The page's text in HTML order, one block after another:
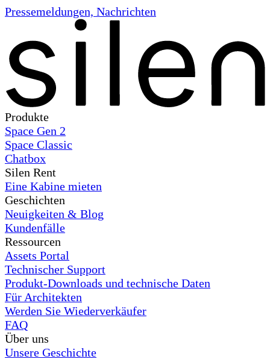
Pressemeldungen, Nachrichten
Produkte
Space Gen 2
Space Classic
Chatbox
Silen Rent
Eine Kabine mieten
Geschichten
Neuigkeiten & Blog
Kundenfälle
Ressourcen
Assets Portal
Technischer Support
Produkt-Downloads und technische Daten
Für Architekten
Werden Sie Wiederverkäufer
FAQ
Über uns
Unsere Geschichte